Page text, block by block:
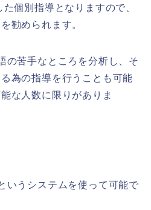
個別指導となりますので、
勧められます。
の苦手なところを分析し、そ
為の指導を行うことも可能
な人数に限りがありま
いうシステムを使って可能で